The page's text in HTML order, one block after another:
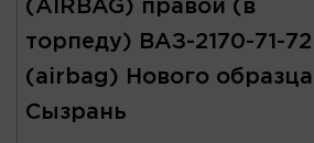
(AIRBAG) правой (в
торпеду) ВАЗ-2170-71-72
(airbag) Нового образца
Сызрань